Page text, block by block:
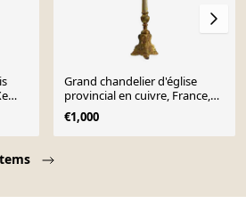
Grand chandelier d'église
provincial en cuivre, France,
vers 1900
€1,000